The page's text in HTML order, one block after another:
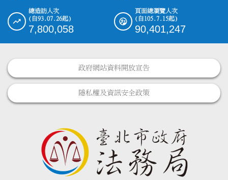
總造訪人次
(自93.07.26起)
7,800,058
頁面總瀏覽人次
(自105.7.15起)
90,401,247
政府網站資料開放宣告
隱私權及資訊安全政策